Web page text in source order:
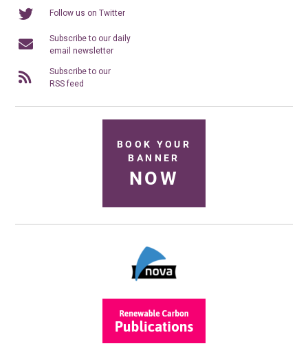
Follow us on Twitter
Subscribe to our daily
email newsletter
Subscribe to our
RSS feed
BOOK YOUR
BANNER
NOW